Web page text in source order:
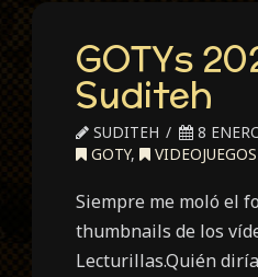
GOTYs
Suditeh
SUDITEH
8
GOTY, VIDEOJUEGOS
Siempre me moló el
thumbnails de los
Lecturillas.Quién